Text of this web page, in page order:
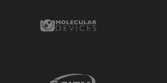
Molecular Devices Link
Sciex Link